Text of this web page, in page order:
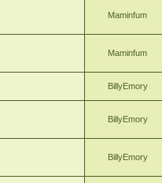
Maminfum
Maminfum
BillyEmory
BillyEmory
BillyEmory